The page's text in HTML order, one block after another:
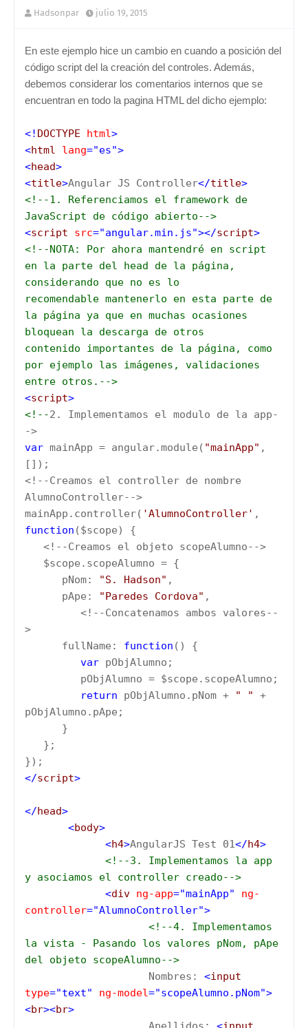
Hadsonpar julio 19, 2015
En este ejemplo hice un cambio en cuando a posición del
código script del la creación del controles. Además,
debemos considerar los comentarios internos que se
encuentran en todo la pagina HTML del dicho ejemplo:
<! DOCTYPE html>
<html lang="es">
<head>
<title>Angular JS Controller</title>
<!--1. Referenciamos el framework de
JavaScript de código abierto-->
<script src="angular.min.js"></script>
<!--NOTA: Por ahora mantendré en script
en la parte del head de la página,
considerando que no es lo
recomendable mantenerlo en esta parte de
la página ya que en muchas ocasiones
bloquean la descarga de otros
contenido importantes de la página, como
por ejemplo las imágenes, validaciones
entre otros.-->
<script>
<!--2. Implementamos el modulo de la app-
->
var mainApp = angular.module( "mainApp" ,
[]);
<!--Creamos el controller de nombre
AlumnoController-->
mainApp.controller( 'AlumnoController' ,
function ($scope) {
<!--Creamos el objeto scopeAlumno-->
$scope.scopeAlumno = {
pNom:
"S. Hadson" ,
pApe:
"Paredes Cordova" ,
<!--Concatenamos ambos valores--
>
fullName: function () {
var pObjAlumno;
pObjAlumno = $scope.scopeAlumno;
return pObjAlumno.pNom + " "
+
pObjAlumno.pApe;
}
};
});
</script>
</head>
<body>
<h4>AngularJS Test 01</h4>
<!--3. Implementamos la app
y asociamos el controller creado-->
<div ng-app="mainApp"
ng-
controller="AlumnoController">
<!--4. Implementamos
la vista - Pasando los valores pNom, pApe
del objeto scopeAlumno-->
Nombres: <input
type="text" ng-model="scopeAlumno.pNom">
<br><br>